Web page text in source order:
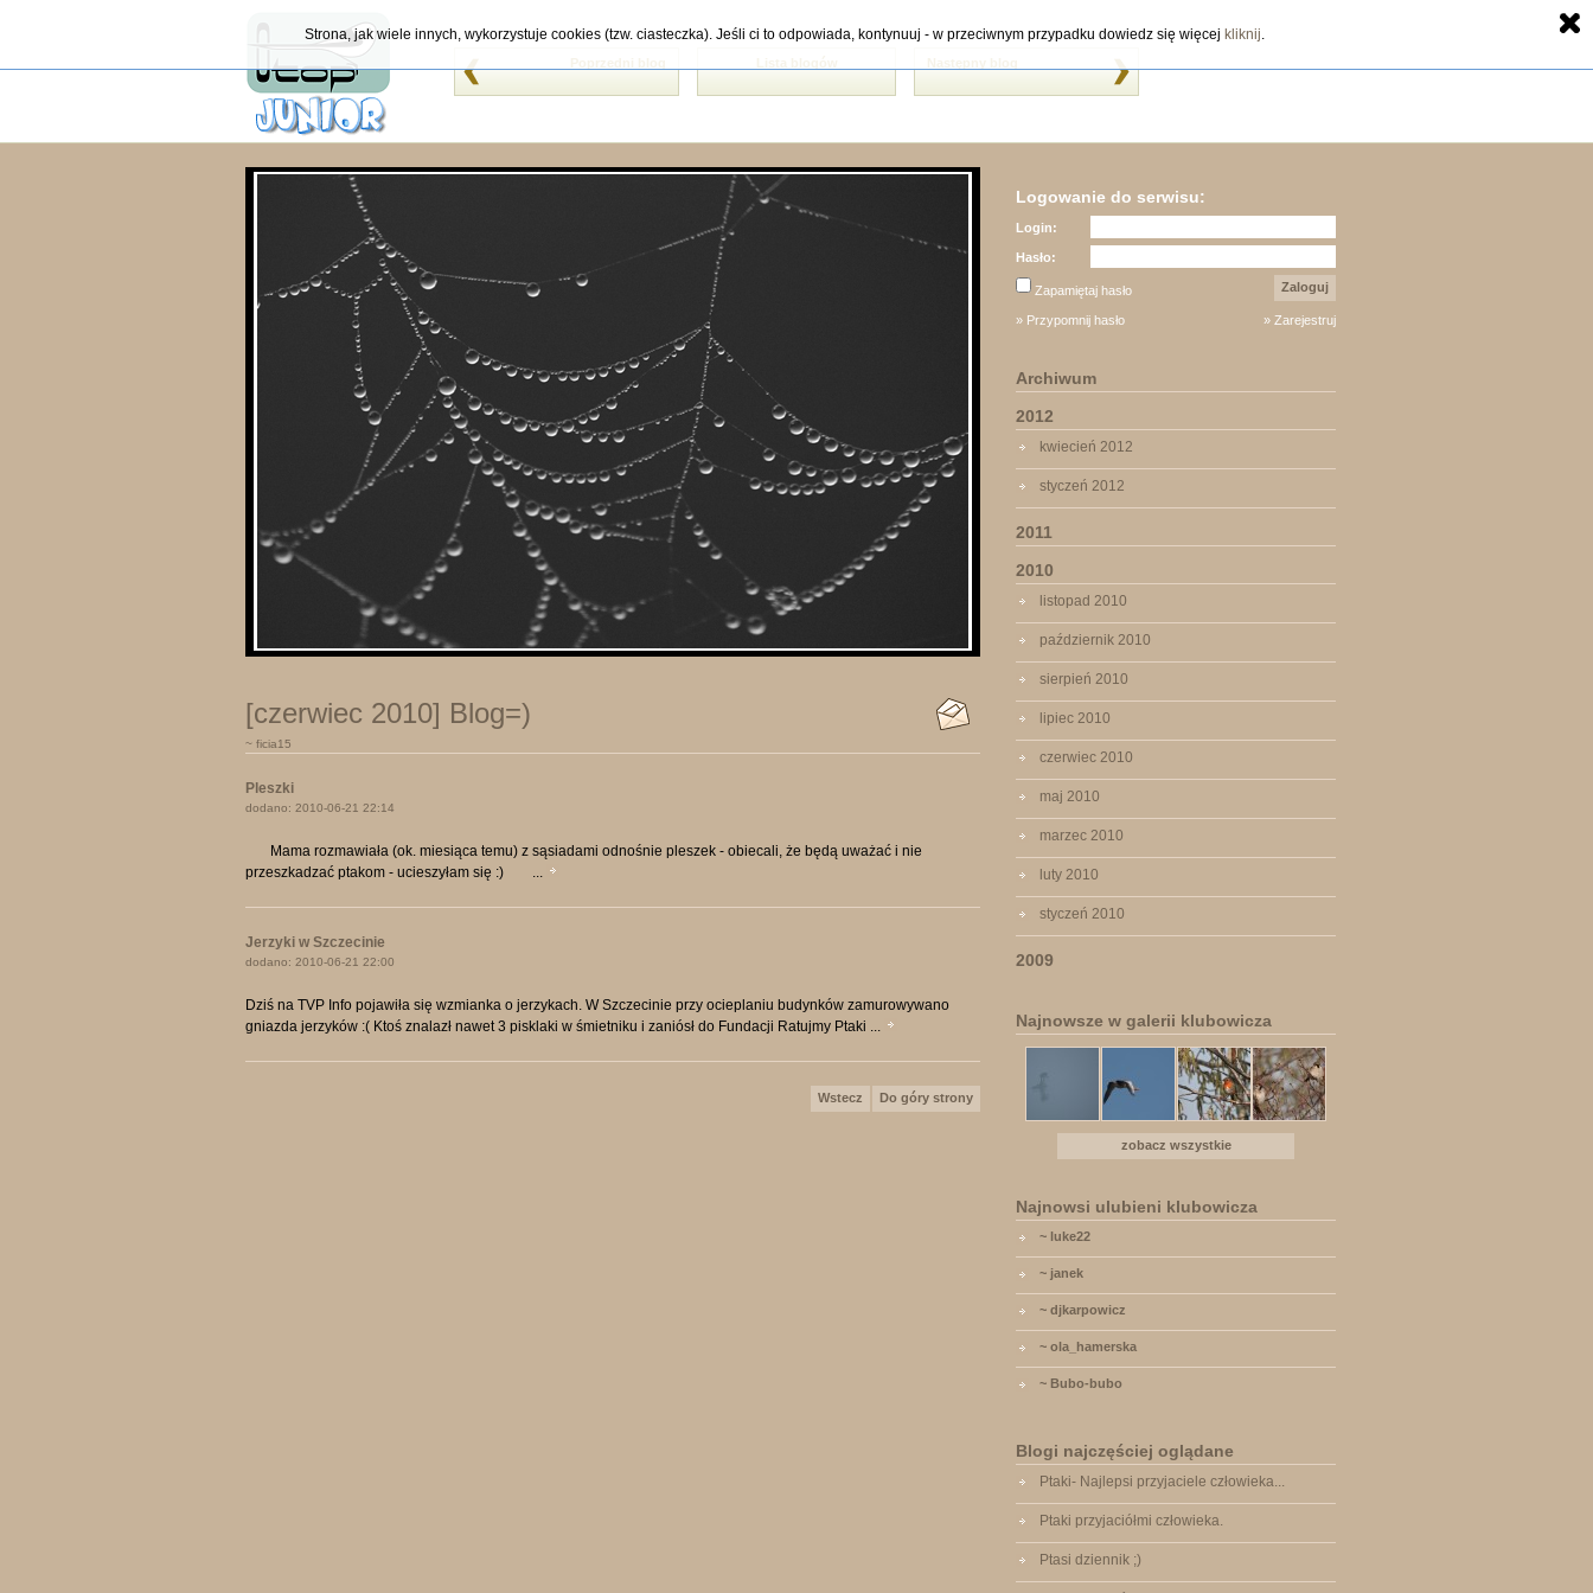
Strona, jak wiele innych, wykorzystuje cookies (tzw. ciasteczka). Jeśli ci to odpowiada, kontynuuj - w przeciwnym przypadku dowiedz się więcej kliknij.
[czerwiec 2010] Blog=)
~ ficia15
Pleszki
dodano: 2010-06-21 22:14
Mama rozmawiała (ok. miesiąca temu) z sąsiadami odnośnie pleszek - obiecali, że będą uważać i nie
przeszkadzać ptakom - ucieszyłam się :) ...
Jerzyki w Szczecinie
dodano: 2010-06-21 22:00
Dziś na TVP Info pojawiła się wzmianka o jerzykach. W Szczecinie przy ocieplaniu budynków zamurowywano
gniazda jerzyków :( Ktoś znalazł nawet 3 pisklaki w śmietniku i zaniósł do Fundacji Ratujmy Ptaki ...
Do góry strony
Wstecz
Logowanie do serwisu:
Login:
Hasło:
Zapamiętaj hasło Zaloguj
» Przypomnij hasło » Zarejestruj
Archiwum
2012
kwiecień 2012
styczeń 2012
2011
2010
listopad 2010
październik 2010
sierpień 2010
lipiec 2010
czerwiec 2010
maj 2010
marzec 2010
luty 2010
styczeń 2010
2009
Najnowsze w galerii klubowicza
zobacz wszystkie
Najnowsi ulubieni klubowicza
~ luke22
~ janek
~ djkarpowicz
~ ola_hamerska
~ Bubo-bubo
Blogi najczęściej oglądane
Ptaki- Najlepsi przyjaciele człowieka...
Ptaki przyjaciółmi człowieka.
Ptasi dziennik ;)